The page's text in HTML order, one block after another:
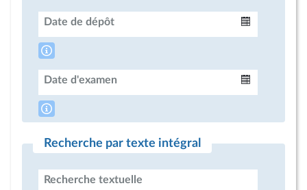
Date de dépôt
Date d'examen
Recherche par texte intégral
Recherche textuelle